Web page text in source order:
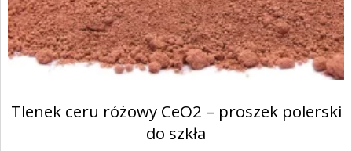
Tlenek ceru różowy CeO2 – proszek polerski
do szkła